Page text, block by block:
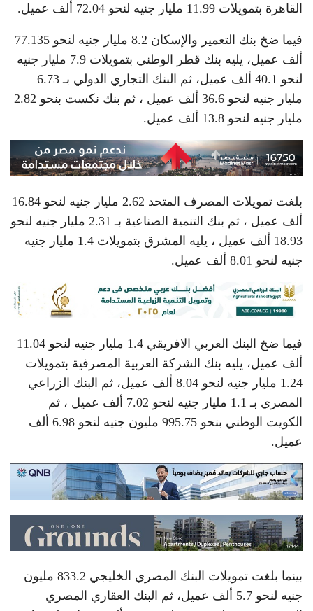
القاهرة بتمويلات 11.99 مليار جنيه لنحو 72.04 ألف عميل.
فيما ضخ بنك التعمير والإسكان 8.2 مليار جنيه لنحو 77.135
ألف عميل، يليه بنك قطر الوطني بتمويلات 7.9 مليار جنيه
لنحو 40.1 ألف عميل، ثم البنك التجاري الدولي بـ 6.73
مليار جنيه لنحو 36.6 ألف عميل ، ثم بنك نكست بنحو 2.82
مليار جنيه لنحو 13.8 ألف عميل.
بلغت تمويلات المصرف المتحد 2.62 مليار جنيه لنحو 16.84
ألف عميل ، ثم بنك التنمية الصناعية بـ 2.31 مليار جنيه لنحو
18.93 ألف عميل ، يليه المشرق بتمويلات 1.4 مليار جنيه
جنيه لنحو 8.01 ألف عميل.
فيما ضخ البنك العربي الافريقي 1.4 مليار جنيه لنحو 11.04
ألف عميل، يليه بنك الشركة العربية المصرفية بتمويلات
1.24 مليار جنيه لنحو 8.04 ألف عميل، ثم البنك الزراعي
المصري بـ 1.1 مليار جنيه لنحو 7.02 ألف عميل ، ثم
الكويت الوطني بنحو 995.75 مليون جنيه لنحو 6.98 ألف
عميل.
بينما بلغت تمويلات البنك المصري الخليجي 833.2 مليون
جنيه لنحو 5.7 ألف عميل، ثم البنك العقاري المصري